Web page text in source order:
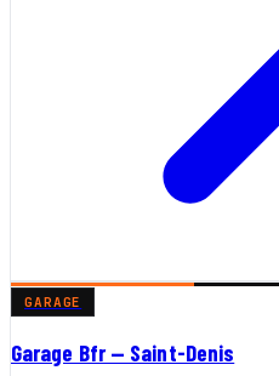
GARAGE
Garage Bfr — Saint-Denis